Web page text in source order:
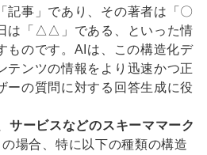
記事」であり、その著者は「〇
は「△△」である、といった情
ものです。AIは、この構造化デ
テンツの情報をより迅速かつ正
ーの質問に対する回答生成に役
サービスなどのスキーママーク
場合、特に以下の種類の構造